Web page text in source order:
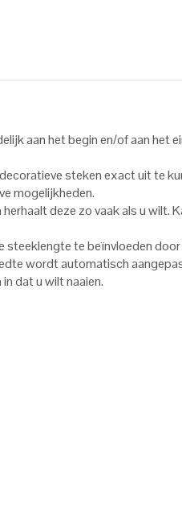
aan het begin en/of aan het
steken exact uit te
mogelijkheden.
deze zo vaak als u wilt.
te beïnvloeden
wordt automatisch
dat u wilt naaien.